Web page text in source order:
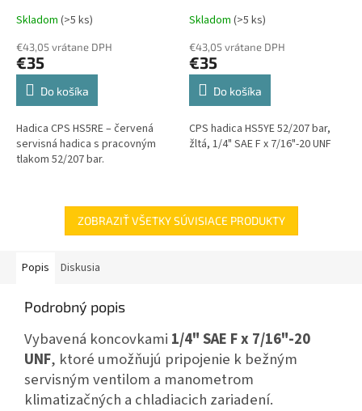
Skladom (>5 ks)
€43,05 vrátane DPH
€35
Do košíka
Hadica CPS HS5RE – červená
servisná hadica s pracovným
tlakom 52/207 bar.
Skladom (>5 ks)
€43,05 vrátane DPH
€35
Do košíka
CPS hadica HS5YE 52/207 bar,
žltá, 1/4" SAE F x 7/16"-20 UNF
ZOBRAZIŤ VŠETKY SÚVISIACE PRODUKTY
Popis Diskusia
Podrobný popis
Vybavená koncovkami 1/4" SAE F x 7/16"-20
UNF, ktoré umožňujú pripojenie k bežným
servisným ventilom a manometrom
klimatizačných a chladiacich zariadení.